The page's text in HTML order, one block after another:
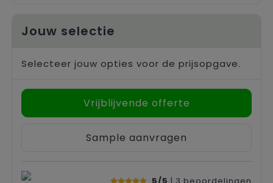
Jouw selectie
Selecteer jouw opties voor de prijsopgave.
Vrijblijvende offerte
Sample aanvragen